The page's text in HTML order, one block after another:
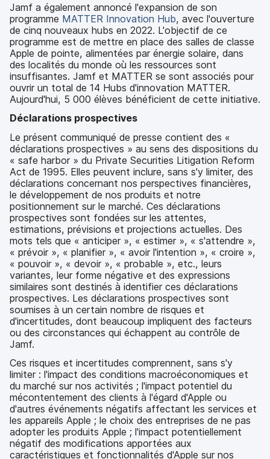
Jamf a également annoncé l'expansion de son
programme MATTER Innovation Hub, avec l'ouverture
de cinq nouveaux hubs en 2022. L'objectif de ce
programme est de mettre en place des salles de classe
Apple de pointe, alimentées par énergie solaire, dans
des localités du monde où les ressources sont
insuffisantes. Jamf et MATTER se sont associés pour
ouvrir un total de 14 Hubs d'innovation MATTER.
Aujourd'hui, 5 000 élèves bénéficient de cette initiative.
Déclarations prospectives
Le présent communiqué de presse contient des «
déclarations prospectives » au sens des dispositions du
« safe harbor » du Private Securities Litigation Reform
Act de 1995. Elles peuvent inclure, sans s'y limiter, des
déclarations concernant nos perspectives financières,
le développement de nos produits et notre
positionnement sur le marché. Ces déclarations
prospectives sont fondées sur les attentes,
estimations, prévisions et projections actuelles. Des
mots tels que « anticiper », « estimer », « s'attendre »,
« prévoir », « planifier », « avoir l'intention », « croire »,
« pouvoir », « devoir », « probable », etc., leurs
variantes, leur forme négative et des expressions
similaires sont destinés à identifier ces déclarations
prospectives. Les déclarations prospectives sont
soumises à un certain nombre de risques et
d'incertitudes, dont beaucoup impliquent des facteurs
ou des circonstances qui échappent au contrôle de
Jamf.
Ces risques et incertitudes comprennent, sans s'y
limiter : l'impact des conditions macroéconomiques et
du marché sur nos activités ; l'impact potentiel du
mécontentement des clients à l'égard d'Apple ou
d'autres événements négatifs affectant les services et
les appareils Apple ; le choix des entreprises de ne pas
adopter les produits Apple ; l'impact potentiellement
négatif des modifications apportées aux
caractéristiques et fonctionnalités d'Apple sur nos